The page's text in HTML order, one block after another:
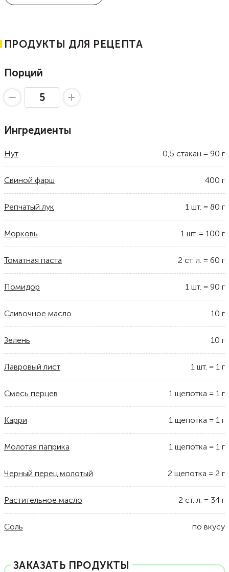
ПРОДУКТЫ ДЛЯ РЕЦЕПТА
Порций
Ингредиенты
Нут 0,5 стакан = 90 г
Свиной фарш 400 г
Репчатый лук 1 шт. = 80 г
Морковь 1 шт. = 100 г
Томатная паста 2 ст. л. = 60 г
Помидор 1 шт. = 90 г
Сливочное масло 10 г
Зелень 10 г
Лавровый лист 1 шт. = 1 г
Смесь перцев 1 щепотка = 1 г
Карри 1 щепотка = 1 г
Молотая паприка 1 щепотка = 1 г
Черный перец молотый 2 щепотка = 2 г
Растительное масло 2 ст. л. = 34 г
Соль по вкусу
ЗАКАЗАТЬ ПРОДУКТЫ